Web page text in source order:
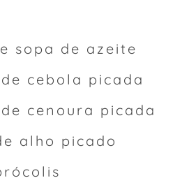
sopa de azeite
cebola picada
cenoura picada
alho picado